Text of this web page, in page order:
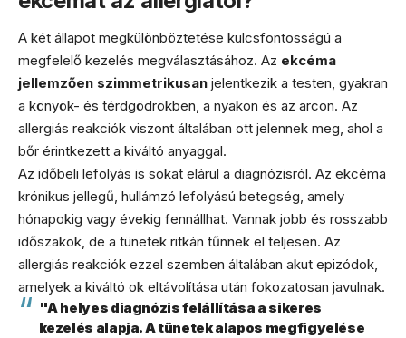
A két állapot megkülönböztetése kulcsfontosságú a
megfelelő kezelés megválasztásához. Az ekcéma
jellemzően szimmetrikusan jelentkezik a testen, gyakran
a könyök- és térdgödrökben, a nyakon és az arcon. Az
allergiás reakciók viszont általában ott jelennek meg, ahol a
bőr érintkezett a kiváltó anyaggal.
Az időbeli lefolyás is sokat elárul a diagnózisról. Az ekcéma
krónikus jellegű, hullámzó lefolyású betegség, amely
hónapokig vagy évekig fennállhat. Vannak jobb és rosszabb
időszakok, de a tünetek ritkán tűnnek el teljesen. Az
allergiás reakciók ezzel szemben általában akut epizódok,
amelyek a kiváltó ok eltávolítása után fokozatosan javulnak.
"A helyes diagnózis felállítása a sikeres
kezelés alapja. A tünetek alapos megfigyelése